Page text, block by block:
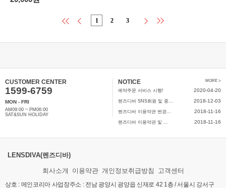
1 2 3
CUSTOMER CENTER
1599-6759
MON - FRI
AM09:00 ~ PM06:00
SAT&SUN HOLIDAY
NOTICE MORE >
예약주문 서비스 시행! 2020-04-20
렌즈디바 SNS회원 및 중... 2018-12-03
렌즈디바 이용약관 변경... 2018-11-16
렌즈디바 이용약관 및 ... 2018-11-16
LENSDIVA(렌즈디바)
회사소개 이용약관 개인정보취급방침 고객센터
상호 : 메인코리아 사업장주소 : 전남 광양시 광양읍 신재로 42 1층 / 서울시 강서구